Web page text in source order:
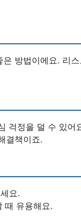
방법이에요. 리
걱정을 덜 수 있어
결책이죠.
요.
때 유용해요.